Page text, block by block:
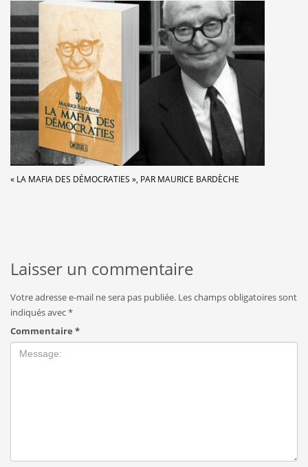
« LA MAFIA DES DÉMOCRATIES », PAR MAURICE BARDÈCHE
Laisser un commentaire
Votre adresse e-mail ne sera pas publiée. Les champs obligatoires sont
indiqués avec*
Commentaire *